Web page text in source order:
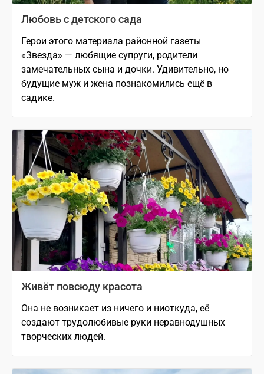
Любовь с детского сада
Герои этого материала районной газеты
«Звезда» — любящие супруги, родители
замечательных сына и дочки. Удивительно, но
будущие муж и жена познакомились ещё в
садике.
Живёт повсюду красота
Она не возникает из ничего и ниоткуда, её
создают трудолюбивые руки неравнодушных
творческих людей.